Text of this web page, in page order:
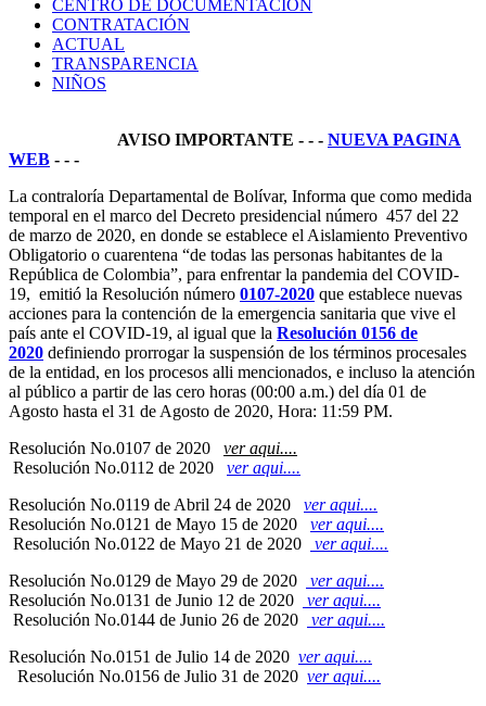
CENTRO DE DOCUMENTACIÓN
CONTRATACIÓN
ACTUAL
TRANSPARENCIA
NIÑOS
AVISO IMPORTANTE - - - NUEVA PAGINA
WEB - - -
La contraloría Departamental de Bolívar, Informa que como medida
temporal en el marco del Decreto presidencial número 457 del 22
de marzo de 2020, en donde se establece el Aislamiento Preventivo
Obligatorio o cuarentena “de todas las personas habitantes de la
República de Colombia”, para enfrentar la pandemia del COVID-
19, emitió la Resolución número 0107-2020 que establece nuevas
acciones para la contención de la emergencia sanitaria que vive el
país ante el COVID-19, al igual que la Resolución 0156 de
2020 definiendo prorrogar la suspensión de los términos procesales
de la entidad, en los procesos alli mencionados, e incluso la atención
al público a partir de las cero horas (00:00 a.m.) del día 01 de
Agosto hasta el 31 de Agosto de 2020, Hora: 11:59 PM.
Resolución No.0107 de 2020 ver aqui....
Resolución No.0112 de 2020 ver aqui....
Resolución No.0119 de Abril 24 de 2020 ver aqui....
Resolución No.0121 de Mayo 15 de 2020 ver aqui....
Resolución No.0122 de Mayo 21 de 2020
ver aqui....
Resolución No.0129 de Mayo 29 de 2020
ver aqui....
Resolución No.0131 de Junio 12 de 2020
ver aqui....
Resolución No.0144 de Junio 26 de 2020
ver aqui....
Resolución No.0151 de Julio 14 de 2020 ver aqui....
Resolución No.0156 de Julio 31 de 2020 ver aqui....